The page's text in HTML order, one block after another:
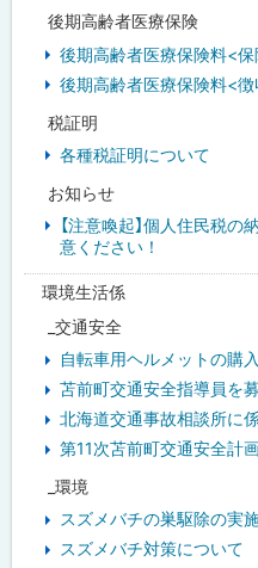
後期高齢者医療保険
後期高齢者医療保険料<
後期高齢者医療保険料<
税証明
各種税証明について
お知らせ
【注意喚起】個人住民税
意ください！
環境生活係
_交通安全
自転車用ヘルメットの購
苫前町交通安全指導員を
北海道交通事故相談所に
第11次苫前町交通安全計
_環境
スズメバチの巣駆除の実
スズメバチ対策について